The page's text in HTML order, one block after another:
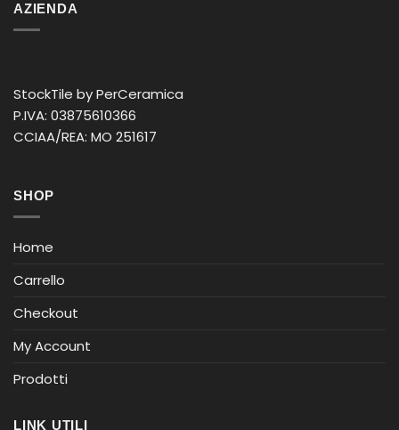
AZIENDA
StockTile by PerCeramica
P.IVA: 03875610366
CCIAA/REA: MO 251617
SHOP
Home
Carrello
Checkout
My Account
Prodotti
LINK UTILI